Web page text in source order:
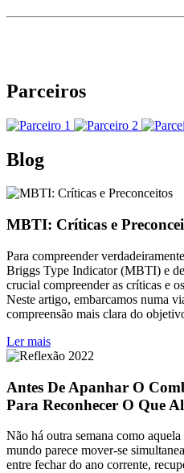
Parceiros
Blog
MBTI: Críticas e
Para compreender
Briggs Type Indicator (MBTI) e
crucial compreender as críticas e
Neste artigo, embarcamos numa
compreensão mais clara do
Ler mais
Antes De Apanhar O
Para Reconhecer O Que
Não há outra semana como
mundo parece mover-se
entre fechar do ano corrente,